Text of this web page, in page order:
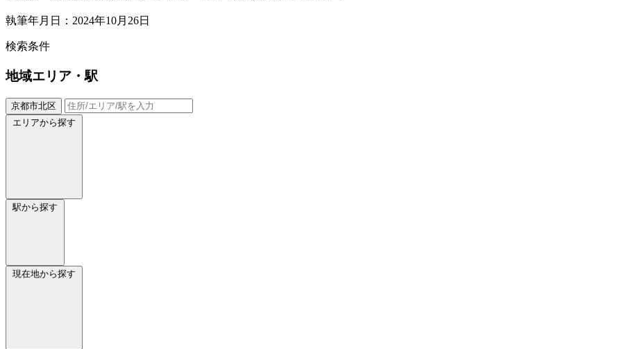
執筆年月日：2024年10月26日
検索条件
地域エリア・駅
京都市北区
エリアから探す
駅から探す
現在地から探す